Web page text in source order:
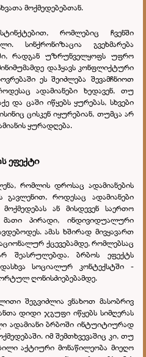
მოქმედებებთან.
რომლებიც ჩვენში
სინქრონიზაცია გვეხმარება
რადგან უზრუნველყოფს უფრო
დაჰყავს კონფლიქტური
ეს შეიძლება შევამჩნიოთ
ადამიანები ხედავენ, თუ
და ცაში იწყებს ყურებას, სხვები
ცისკენ იყურებიან, თუმცა არ
ყურადღება.
ეფექტი
რომლის დროსაც ადამიანების
გავლენით, როდესაც ადამიანები
ან მისდევენ საერთო
პირადი, ინდივიდუალური
ამას ხშირად მივყავართ
ქცევებამდე, რომლებსაც
შეასრულებდა. ბრბოს ეფექტს
სოციალურ კონტექსტში -
ღონისძიებებამდე.
შეგვიძლია ვნახოთ მასობრივ
დიდი ჯგუფი იწყებს სიმღერას
ადამიანი ბრბოში ინტუიტიურად
იმ შემთხვევაშიც კი, თუ
აქტიური მონაწილეობა მიეღო